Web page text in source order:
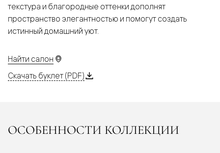
текстура и благородные оттенки дополнят
пространство элегантностью и помогут создать
истинный домашний уют.
Найти салон
Скачать буклет (PDF)
ОСОБЕННОСТИ КОЛЛЕКЦИИ